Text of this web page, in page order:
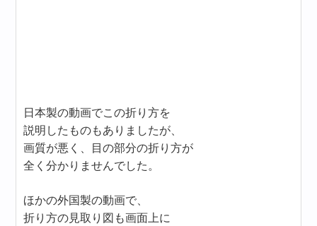
日本製の動画でこの折り方を
説明したものもありましたが、
画質が悪く、目の部分の折り方が
全く分かりませんでした。
ほかの外国製の動画で、
折り方の見取り図も画面上に